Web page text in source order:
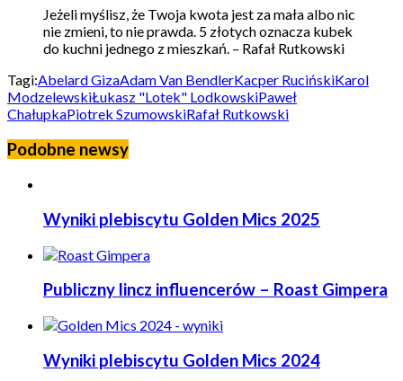
Jeżeli myślisz, że Twoja kwota jest za mała albo nic
nie zmieni, to nie prawda. 5 złotych oznacza kubek
do kuchni jednego z mieszkań. – Rafał Rutkowski
Tagi:Abelard GizaAdam Van BendlerKacper RucińskiKarol
ModzelewskiŁukasz "Lotek" LodkowskiPaweł
ChałupkaPiotrek SzumowskiRafał Rutkowski
Podobne newsy
Wyniki plebiscytu Golden Mics 2025
Publiczny lincz influencerów – Roast Gimpera
Wyniki plebiscytu Golden Mics 2024